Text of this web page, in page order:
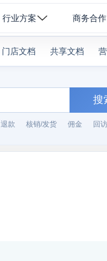
行业方案 商务合作
门店文档 共享文档
搜
退款 核销/发货 佣金 回访